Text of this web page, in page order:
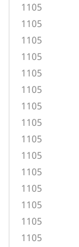
1105
1105
1105
1105
1105
1105
1105
1105
1105
1105
1105
1105
1105
1105
1105